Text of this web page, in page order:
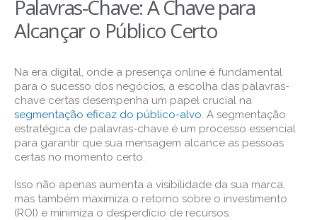
Palavras-Chave: A Chave para
Alcançar o Público Certo
Na era digital, onde a presença online é fundamental
para o sucesso dos negócios, a escolha das palavras-
chave certas desempenha um papel crucial na
segmentação eficaz do público-alvo. A segmentação
estratégica de palavras-chave é um processo essencial
para garantir que sua mensagem alcance as pessoas
certas no momento certo.
Isso não apenas aumenta a visibilidade da sua marca,
mas também maximiza o retorno sobre o investimento
(ROI) e minimiza o desperdício de recursos.